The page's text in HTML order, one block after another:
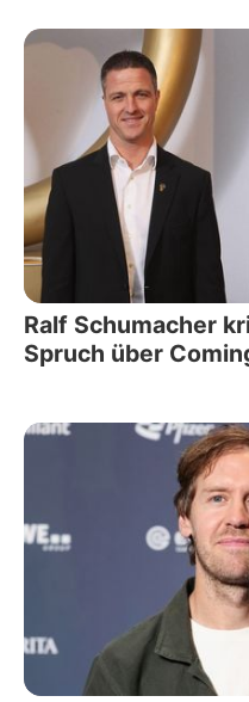
Ralf Schumacher
Spruch über